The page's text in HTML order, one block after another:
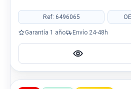
Ref: 6496065
Garantía 1 año Envío 24-48h